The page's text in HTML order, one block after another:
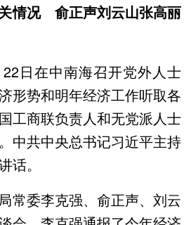
情况 俞正声刘云山张高丽
日在中南海召开党外人士
形势和明年经济工作听取各
工商联负责人和无党派人士
中共中央总书记习近平主持
话。
常委李克强、俞正声、刘云